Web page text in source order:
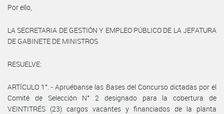
Por ello,
LA SECRETARIA DE GESTIÓN Y EMPLEO PÚBLICO DE LA JEFATURA
DE GABINETE DE MINISTROS
RESUELVE:
ARTÍCULO 1°. - Apruébanse las Bases del Concurso dictadas por el
Comité de Selección N° 2 designado para la cobertura de
VEINTITRÉS (23) cargos vacantes y financiados de la planta